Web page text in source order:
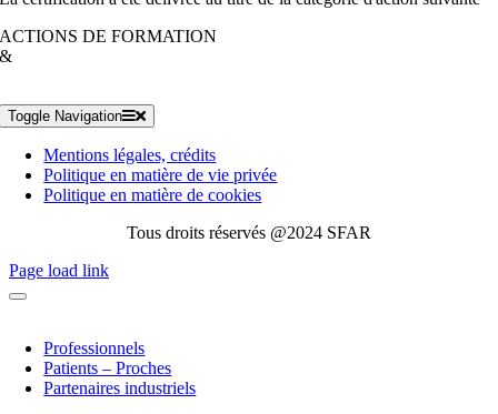
ACTIONS DE FORMATION
&
Toggle Navigation
Mentions légales, crédits
Politique en matière de vie privée
Politique en matière de cookies
Tous droits réservés @2024 SFAR
Page load link
Professionnels
Patients – Proches
Partenaires industriels